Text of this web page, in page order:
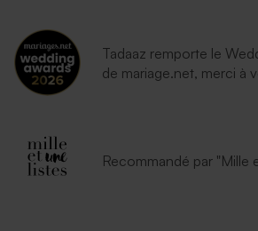
Tadaaz remporte le
de mariage.net, merci à
Recommandé par "Mille